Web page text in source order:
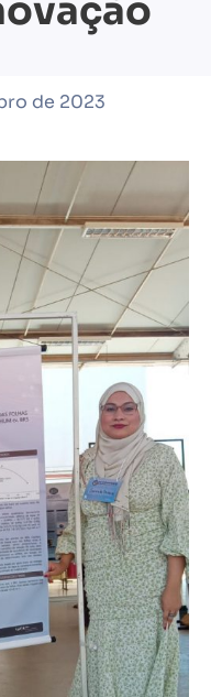
de 2023